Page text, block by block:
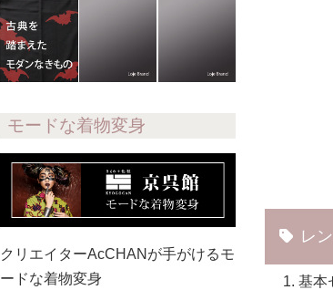
レ
基本
モードな着物変身
クリエイターAcCHANが手がけるモ
ードな着物変身